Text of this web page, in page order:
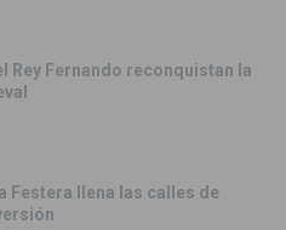
Rey Fernando reconquistan la
Festera llena las calles de